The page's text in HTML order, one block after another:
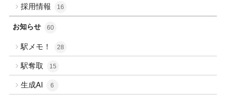
採用情報 16
お知らせ 60
駅メモ！ 28
駅奪取 15
生成AI 6